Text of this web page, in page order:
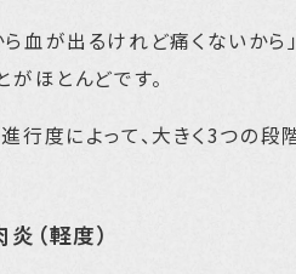
ら血が出るけれど痛くないか
がほとんどです。
行度によって、大きく3つの段
（軽度）